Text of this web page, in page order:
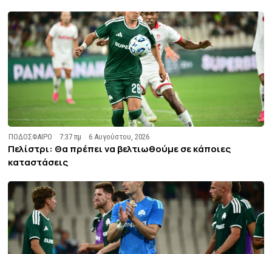
ΠΟΔΟΣΦΑΙΡΟ 7:37 πμ 6 Αυγούστου, 2026
Πελίστρι: Θα πρέπει να βελτιωθούμε σε κάποιες
καταστάσεις